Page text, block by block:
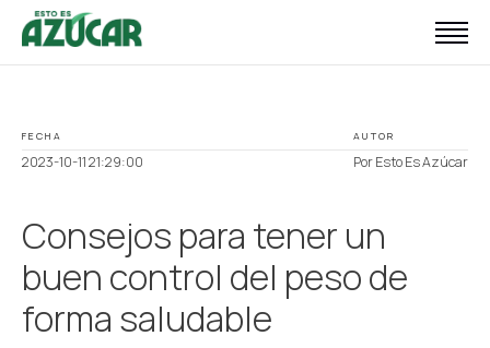
Con balance
Blog
Publicaciones
FECHA
2023-10-11 21:29:00
AUTOR
Por Esto Es Azúcar
Consejos para tener un
buen control del peso de
forma saludable